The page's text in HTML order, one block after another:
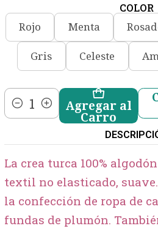
COLOR
Rojo Menta
Gris Celeste
Cantidad
Agregar al
Carro
La crea turca 100%
textil no elasticado,
la confección de ropa de
fundas de plumón.